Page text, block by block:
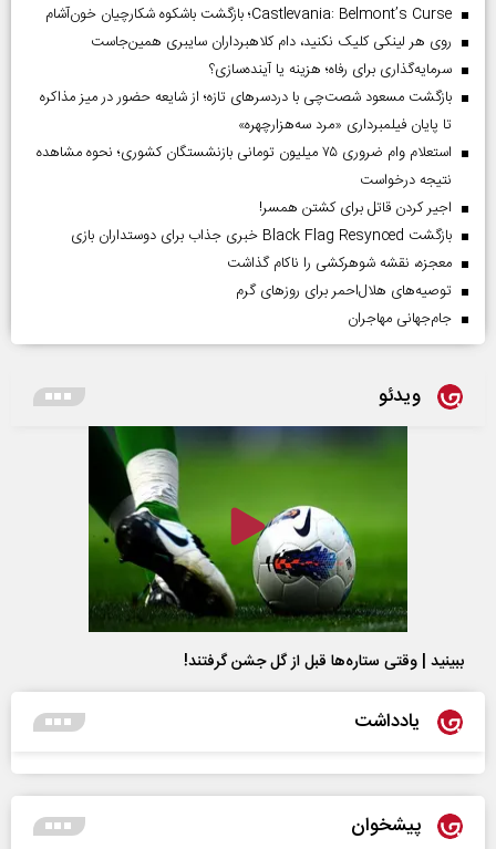
Castlevania: Belmont’s Curse؛ بازگشت باشکوه شکارچیان خون‌آشام
روی هر لینکی کلیک نکنید، دام کلاهبرداران سایبری همین‌جاست
سرمایه‌گذاری برای رفاه؛ هزینه یا آینده‌سازی؟
بازگشت مسعود شصت‌چی با دردسر‌های تازه؛ از شایعه حضور در میز مذاکره
تا پایان فیلمبرداری «مرد سه‌هزارچهره»
استعلام وام ضروری ۷۵ میلیون تومانی بازنشستگان کشوری؛ نحوه مشاهده
نتیجه درخواست
اجیر کردن قاتل برای کشتن همسر!
بازگشت Black Flag Resynced خبری جذاب برای دوستداران بازی
معجزه، نقشه شوهرکشی را ناکام گذاشت
توصیه‌های هلال‌احمر برای روز‌های گرم
جام‌جهانی مهاجران
ویدئو
ببینید | وقتی ستاره‌ها قبل از گل جشن گرفتند!
یادداشت
پیشخوان